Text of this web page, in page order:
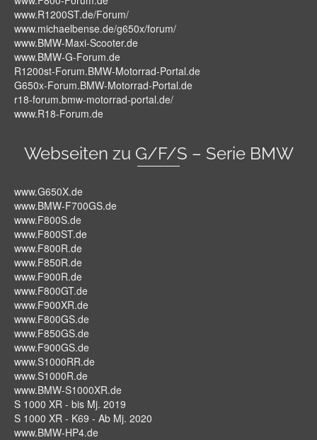
www.R1200ST.de/Forum/
www.michaelbense.de/g650x/forum/
www.BMW-Maxi-Scooter.de
www.BMW-G-Forum.de
R1200st-Forum.BMW-Motorrad-Portal.de
G650x-Forum.BMW-Motorrad-Portal.de
r18-forum.bmw-motorrad-portal.de/
www.R18-Forum.de
Webseiten zu G/F/S – Serie BMW
www.G650X.de
www.BMW-F700GS.de
www.F800S.de
www.F800ST.de
www.F800R.de
www.F850R.de
www.F900R.de
www.F800GT.de
www.F900XR.de
www.F800GS.de
www.F850GS.de
www.F900GS.de
www.S1000RR.de
www.S1000R.de
www.BMW-S1000XR.de
S 1000 XR - bis Mj. 2019
S 1000 XR - K69 - Ab Mj. 2020
www.BMW-HP4.de